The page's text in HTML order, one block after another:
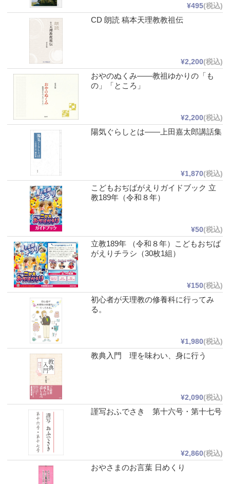
¥495(税込)
CD 朗読 稿本天理教教祖伝
¥2,200(税込)
おやのぬくみ――教祖ゆかりの「も
の」「ところ」
¥2,200(税込)
陽気ぐらしとは――上田嘉太郎講話集
¥1,870(税込)
こどもおぢばがえりガイドブック 立
教189年（令和８年）
¥50(税込)
立教189年 （令和８年）こどもおぢば
がえりチラシ（30枚1組）
¥150(税込)
初心者が天理教の修養科に行ってみ
る。
¥1,980(税込)
教典入門 理を味わい、身に行う
¥2,090(税込)
謹写おふでさき 第十六号・第十七号
¥2,860(税込)
おやさまのお言葉 日めくり